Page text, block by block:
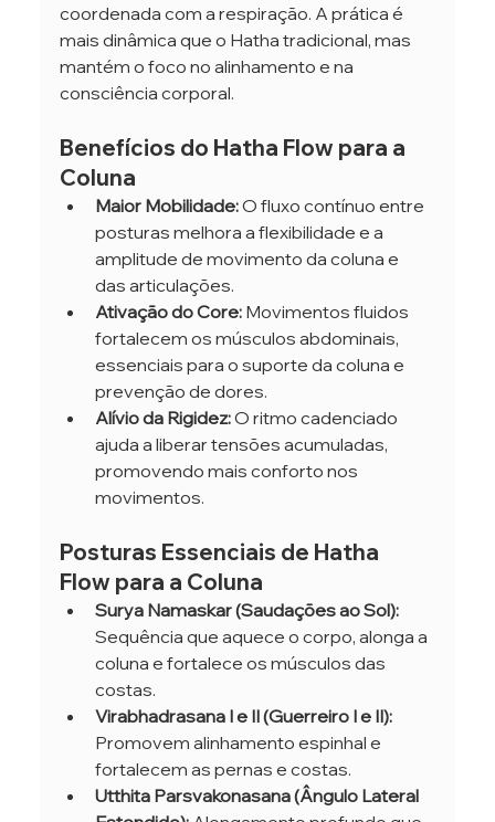
coordenada com a respiração. A prática é
mais dinâmica que o Hatha tradicional, mas
mantém o foco no alinhamento e na
consciência corporal.
Benefícios do Hatha Flow para a
Coluna
Maior Mobilidade: O fluxo contínuo entre
posturas melhora a flexibilidade e a
amplitude de movimento da coluna e
das articulações.
Ativação do Core: Movimentos fluidos
fortalecem os músculos abdominais,
essenciais para o suporte da coluna e
prevenção de dores.
Alívio da Rigidez: O ritmo cadenciado
ajuda a liberar tensões acumuladas,
promovendo mais conforto nos
movimentos.
Posturas Essenciais de Hatha
Flow para a Coluna
Surya Namaskar (Saudações ao Sol):
Sequência que aquece o corpo, alonga a
coluna e fortalece os músculos das
costas.
Virabhadrasana I e II (Guerreiro I e II):
Promovem alinhamento espinhal e
fortalecem as pernas e costas.
Utthita Parsvakonasana (Ângulo Lateral